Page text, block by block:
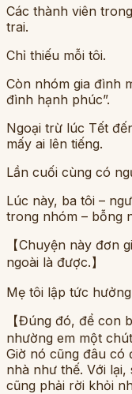
Các thành viên
trai.
Chỉ thiếu mỗi tôi.
Còn nhóm gia đình
đình hạnh phúc”.
Ngoại trừ lúc Tết
mấy ai lên tiếng.
Lần cuối cùng có
Lúc này, ba tôi –
trong nhóm – bỗng
【Chuyện này đơn
ngoài là được.】
Mẹ tôi lập tức
【Đúng đó, để con
nhường em một
Giờ nó cũng đâu có
nhà như thế. Với
cũng phải rời khỏi